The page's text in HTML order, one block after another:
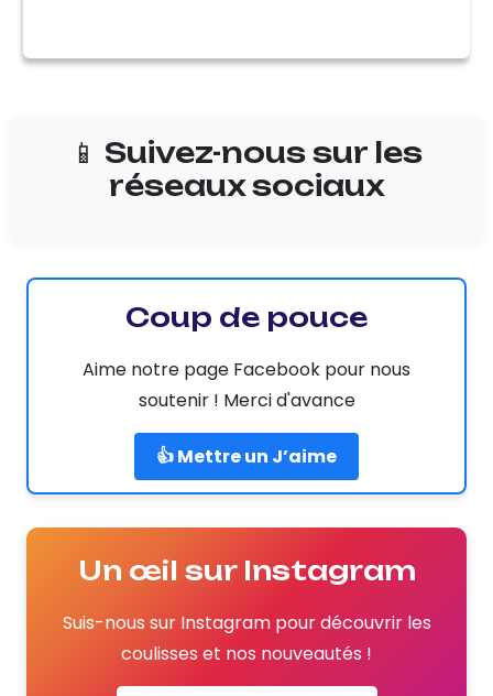
📱 Suivez-nous sur les
réseaux sociaux
Coup de pouce
Aime notre page Facebook pour nous
soutenir ! Merci d'avance
👍 Mettre un J’aime
Un œil sur Instagram
Suis-nous sur Instagram pour découvrir les
coulisses et nos nouveautés !